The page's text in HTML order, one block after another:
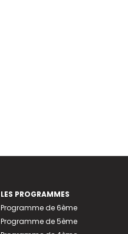
LES PROGRAMMES
Programme de 6ème
Programme de 5ème